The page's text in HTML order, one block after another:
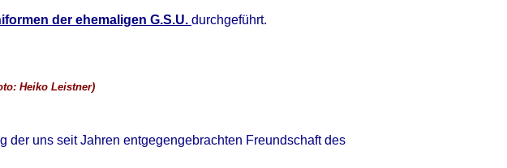
der ehemaligen G.S.U. durchgeführt.
Heiko Leistner)
uns seit Jahren entgegengebrachten Freundschaft des